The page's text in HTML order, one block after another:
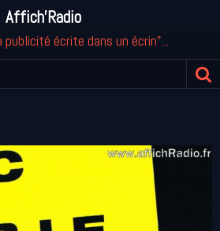
Affich'Radio
écrite dans un écrin"...